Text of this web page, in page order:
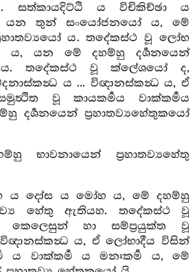
සත්කායදිට්ඨි ය විචිකිච්ඡා ය
යන තුන් සංයෝජනයෝ ය, මේ
ය. තදේකස්ථ වූ ලෝභ
යන මේ දහම්හු දර්‍ශනයෙන්
ය. තදේකස්ථ වූ ක්ලේශයෝ ද,
ය ... විඥානස්කන්‍ධ ය, ඒ
වූ කායකර්‍මය වාක්කර්‍මය
දර්‍ශනයෙන් ප්‍රහාතව්‍යහේතුකයෝ
භාවනායෙන් ප්‍රහාතව්‍යහේතු
ය දෝස ය මෝහ ය, මේ දහම්හු
හේතු ඇතියහ. තදේකස්ථ වූ
හා සම්ප්‍රයුක්ත වූ
ය, ඒ ලෝභාදීය විසින්
ය වාක්කර්‍ම ය මනඃකර්‍ම ය, මේ